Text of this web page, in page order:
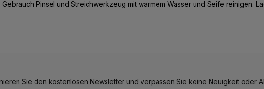
Pinsel und Streichwerkzeug mit warmem Wasser und Seife reinigen.
Sie den kostenlosen Newsletter und verpassen Sie keine Neuigkeit oder